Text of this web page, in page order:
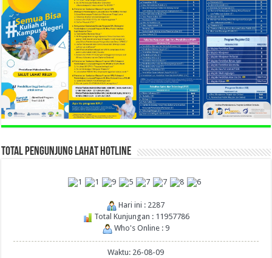
TOTAL PENGUNJUNG LAHAT HOTLINE
Hari ini : 2287
Total Kunjungan : 11957786
Who's Online : 9
Waktu: 26-08-09